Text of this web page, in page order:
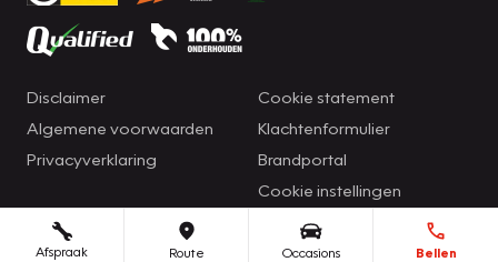
Afspraak Route Occasions Bellen
Disclaimer
Algemene voorwaarden
Privacyverklaring
Cookie statement
Klachtenformulier
Brandportal
Cookie instellingen